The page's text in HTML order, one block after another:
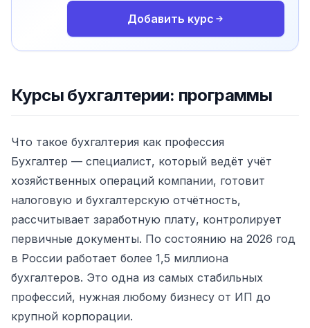
Добавить курс
Курсы бухгалтерии: программы
Что такое бухгалтерия как профессия
Бухгалтер — специалист, который ведёт учёт
хозяйственных операций компании, готовит
налоговую и бухгалтерскую отчётность,
рассчитывает заработную плату, контролирует
первичные документы. По состоянию на 2026 год
в России работает более 1,5 миллиона
бухгалтеров. Это одна из самых стабильных
профессий, нужная любому бизнесу от ИП до
крупной корпорации.